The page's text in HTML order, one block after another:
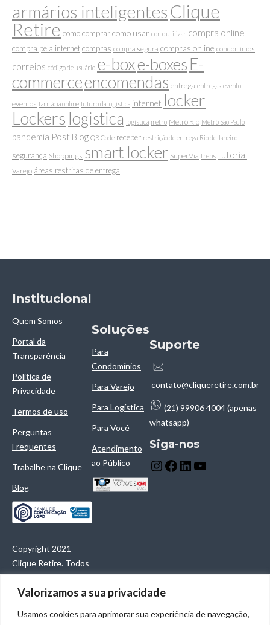
Valorizamos a sua privacidade
Usamos cookies para aprimorar sua experiência de navegação,
armários inteligentesClique
Retire como comprarcomo usar como utilizar compra online
compra pela internetcompras compra segura compras online condomínios
correios código de usuário e-boxe-boxesE-
commerceencomendas entrega entregas evento
eventos farmácia online futuro da logística internet locker
Lockers logistica logística metrô Metrô Rio Metrô São Paulo
pandemia Post Blog QR Code receber restrição de entrega Rio de Janeiro
segurança Shoppings smart locker SuperVia trens tutorial
Varejo áreas restritas de entrega
Institucional
Quem Somos
Portal da
Transparência
Política de
Privacidade
Termos de uso
Perguntas
Frequentes
Trabalhe na Clique
Blog
Soluçōes
Para
Condomínios
Para Varejo
Para Logística
Para Você
Atendimento
ao Público
Suporte
contato@cliqueretire.com.br
(21) 99906 4004 (apenas
whatsapp)
Siga-nos
Copyright 2021
Clique Retire. Todos
os direitos
reservados.
Clique Retire